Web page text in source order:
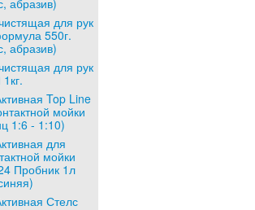
абразив)
для рук
550г.
абразив)
для рук
Top Line
мойки
1:6 - 1:10)
для
мойки
Пробник 1л
Стелс